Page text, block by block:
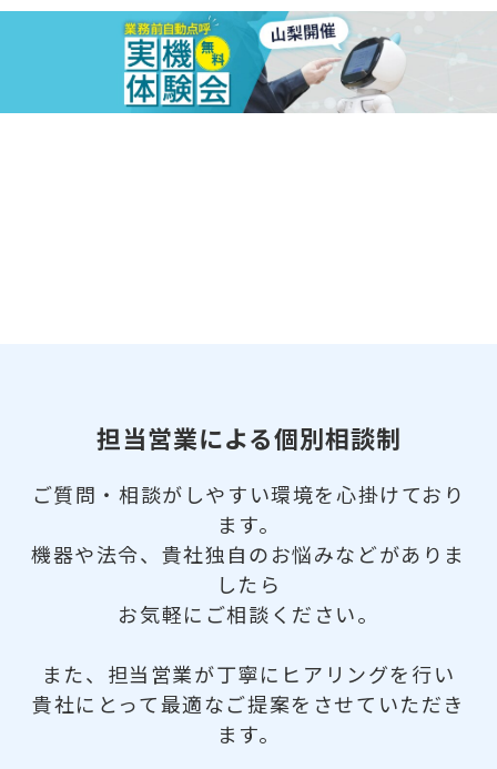
担当営業による個別相談制
ご質問・相談がしやすい環境を心掛けており
ます。
機器や法令、貴社独自のお悩みなどがありま
したら
お気軽にご相談ください。
また、担当営業が丁寧にヒアリングを行い
貴社にとって最適なご提案をさせていただき
ます。